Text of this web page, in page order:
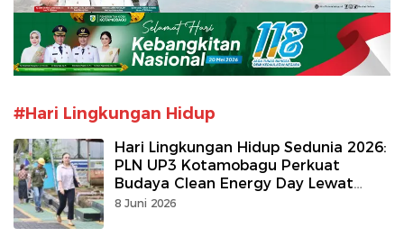
#Hari Lingkungan Hidup
Hari Lingkungan Hidup Sedunia 2026:
PLN UP3 Kotamobagu Perkuat
Budaya Clean Energy Day Lewat
Gerakan 1 Hari Tanpa BBM
8 Juni 2026